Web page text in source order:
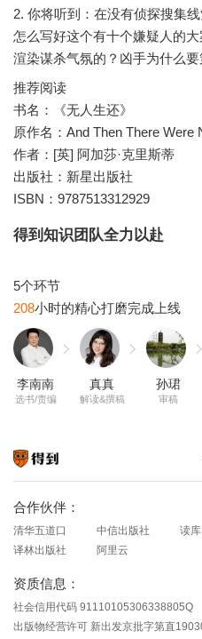
2. 你将听到：在没有侦探搜集
怎么写好这个有十个嫌疑人的
推荐阅读
书名：《无人生还》
原作名：And Then There Were
作者：[英] 阿加莎·克里斯蒂
出版社：新星出版社
ISBN：9787513312929
得到知识团队全力以赴
208
李南南
选书/责编
真真
解读&撰稿
孙珺
审稿
合作伙伴：
清华五道口 中信出版社 读库
译林出版社
阿里云
资质信息：
社会信用代码 91110105306338805Q
出版物经营许可 新出发京批字第直